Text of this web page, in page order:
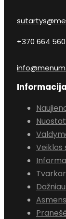
+370 664
Informacija
Veiklos